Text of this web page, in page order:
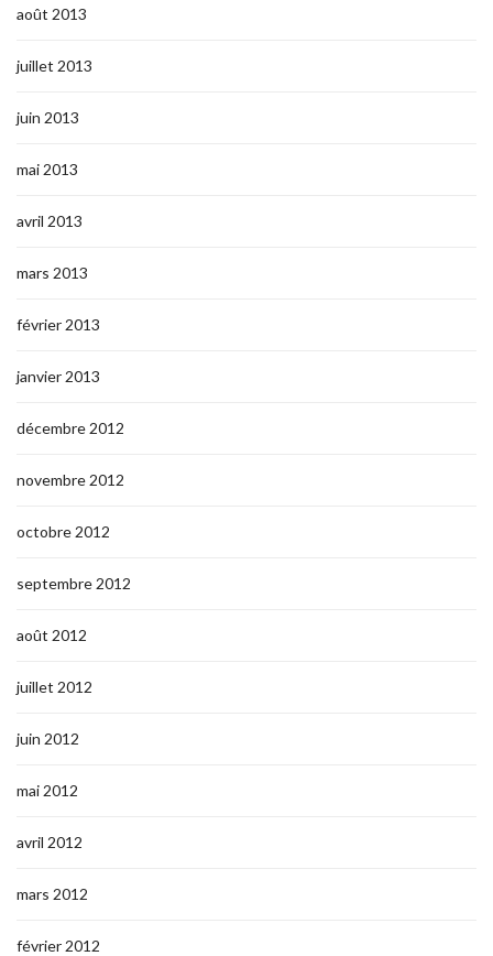
août 2013
juillet 2013
juin 2013
mai 2013
avril 2013
mars 2013
février 2013
janvier 2013
décembre 2012
novembre 2012
octobre 2012
septembre 2012
août 2012
juillet 2012
juin 2012
mai 2012
avril 2012
mars 2012
février 2012